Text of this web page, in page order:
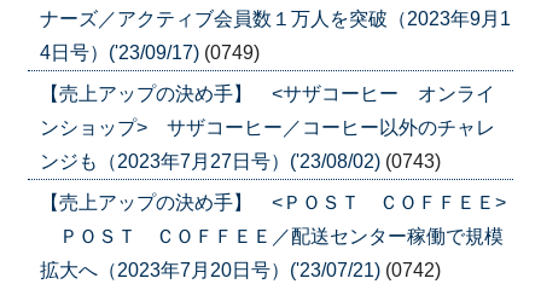
ナーズ／アクティブ会員数１万人を突破（2023年9月1
4日号）('23/09/17) (0749)
【売上アップの決め手】 <サザコーヒー オンライ
ンショップ> サザコーヒー／コーヒー以外のチャレ
ンジも（2023年7月27日号）('23/08/02) (0743)
【売上アップの決め手】 <ＰＯＳＴ ＣＯＦＦＥＥ>
ＰＯＳＴ ＣＯＦＦＥＥ／配送センター稼働で規模
拡大へ（2023年7月20日号）('23/07/21) (0742)